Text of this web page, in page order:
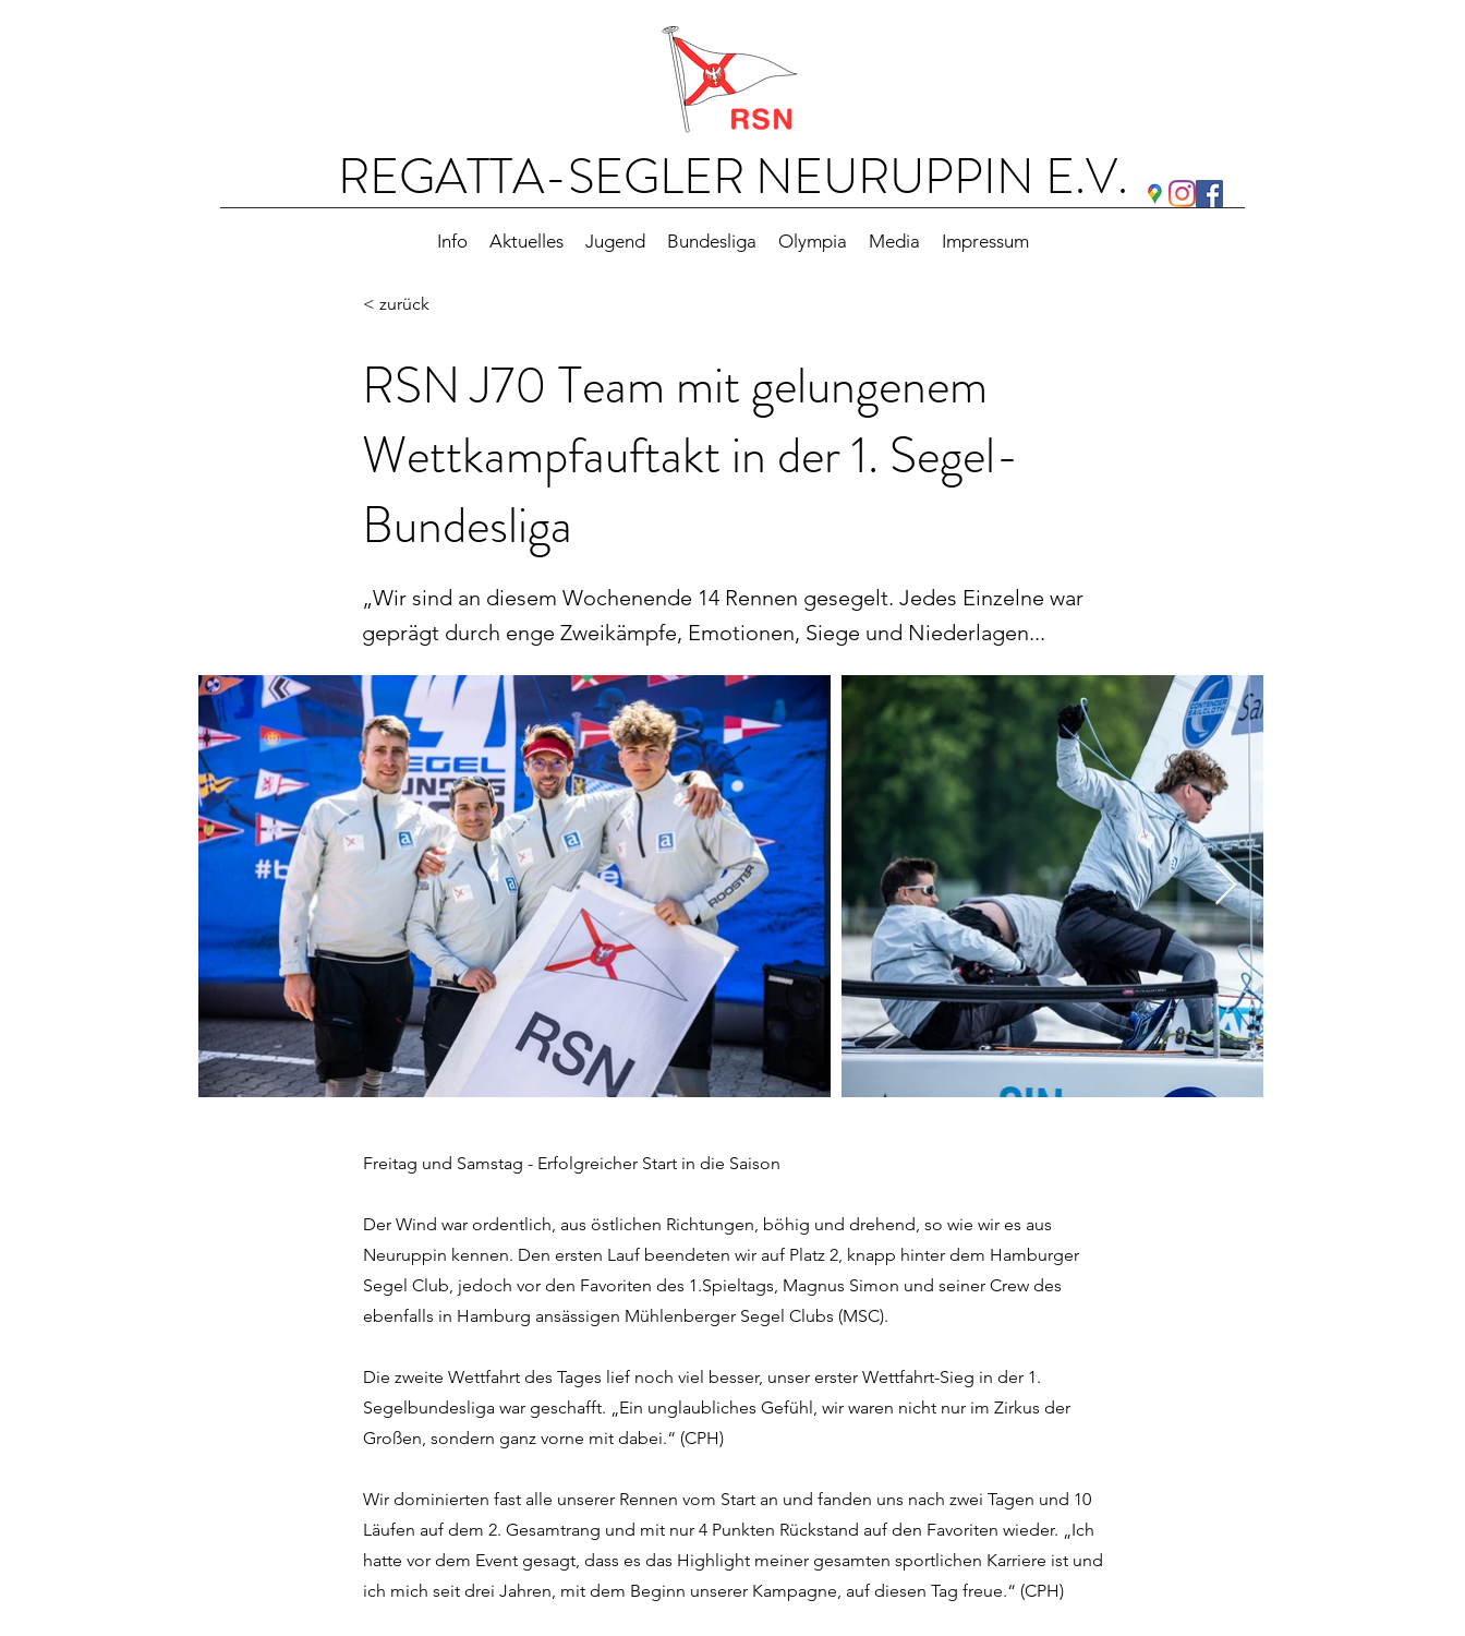
REGATTA-SEGLER NEURUPPIN E.V.
Info Aktuelles Jugend Bundesliga Olympia Media Impressum
< zurück
RSN J70 Team mit gelungenem
Wettkampfauftakt in der 1. Segel-
Bundesliga
„Wir sind an diesem Wochenende 14 Rennen gesegelt. Jedes Einzelne war
geprägt durch enge Zweikämpfe, Emotionen, Siege und Niederlagen...
Freitag und Samstag - Erfolgreicher Start in die Saison
Der Wind war ordentlich, aus östlichen Richtungen, böhig und drehend, so wie wir es aus
Neuruppin kennen. Den ersten Lauf beendeten wir auf Platz 2, knapp hinter dem Hamburger
Segel Club, jedoch vor den Favoriten des 1.Spieltags, Magnus Simon und seiner Crew des
ebenfalls in Hamburg ansässigen Mühlenberger Segel Clubs (MSC).
Die zweite Wettfahrt des Tages lief noch viel besser, unser erster Wettfahrt-Sieg in der 1.
Segelbundesliga war geschafft. „Ein unglaubliches Gefühl, wir waren nicht nur im Zirkus der
Großen, sondern ganz vorne mit dabei.“ (CPH)
Wir dominierten fast alle unserer Rennen vom Start an und fanden uns nach zwei Tagen und 10
Läufen auf dem 2. Gesamtrang und mit nur 4 Punkten Rückstand auf den Favoriten wieder. „Ich
hatte vor dem Event gesagt, dass es das Highlight meiner gesamten sportlichen Karriere ist und
ich mich seit drei Jahren, mit dem Beginn unserer Kampagne, auf diesen Tag freue.“ (CPH)